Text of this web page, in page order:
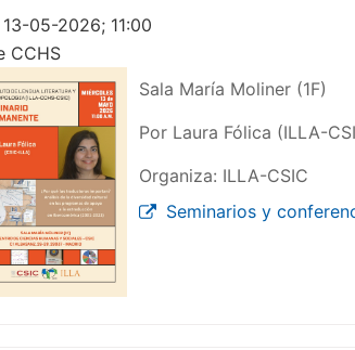
05-2026; 11:00
CCHS
Sala María Moliner (1F)
Por Laura Fólica (ILLA-
Organiza: ILLA-CSIC
Seminarios y